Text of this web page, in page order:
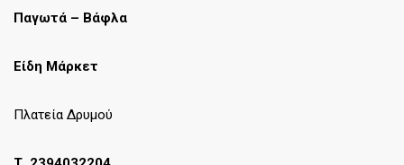
Παγωτά – Βάφλα
Είδη Μάρκετ
Πλατεία Δρυμού